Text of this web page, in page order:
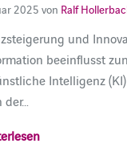
2025 von Ralf
und
beeinflusst
Intelligenz